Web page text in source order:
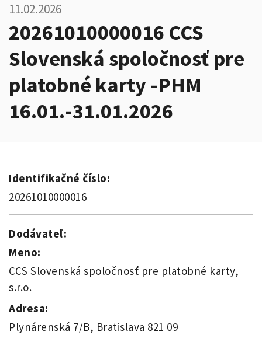
11.02.2026
20261010000016 CCS
Slovenská spoločnosť pre
platobné karty -PHM
16.01.-31.01.2026
Identifikačné číslo:
20261010000016
Dodávateľ:
Meno:
CCS Slovenská spoločnosť pre platobné karty,
s.r.o.
Adresa:
Plynárenská 7/B, Bratislava 821 09